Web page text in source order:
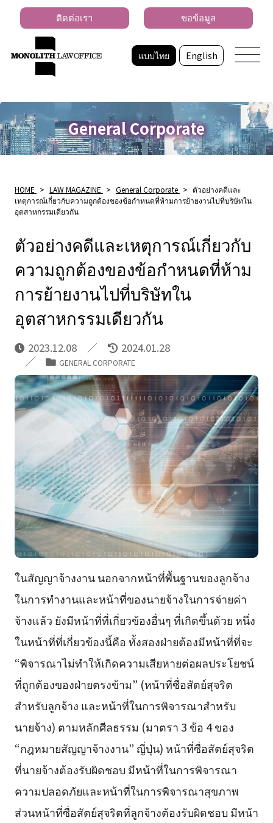
แบบไทย English
ติดต่อเรา ขอข้อมูล
General Corporate
HOME > LAW MAGAZINE > General Corporate > ตัวอย่างคดีและ
เหตุการณ์เกี่ยวกับความถูกต้องของข้อกำหนดที่ห้ามการย้ายงานไปที่บริษัทใน
อุตสาหกรรมเดียวกัน
ตัวอย่างคดีและเหตุการณ์เกี่ยวกับ
ความถูกต้องของข้อกำหนดที่ห้าม
การย้ายงานไปที่บริษัทใน
อุตสาหกรรมเดียวกัน
2023.12.08 2024.01.28
GENERAL CORPORATE
ในสัญญาจ้างงาน นอกจากหน้าที่พื้นฐานของลูกจ้าง
ในการทำงานและหน้าที่ของนายจ้างในการจ่ายค่า
จ้างแล้ว ยังมีหน้าที่ที่เกี่ยวข้องอื่นๆ ที่เกิดขึ้นด้วย หนึ่ง
ในหน้าที่ที่เกี่ยวข้องนี้คือ ทั้งสองฝ่ายต้องมีหน้าที่ที่จะ
“พิจารณาไม่ทำให้เกิดความเสียหายต่อผลประโยชน์
ที่ถูกต้องของฝ่ายตรงข้าม” (หน้าที่ซื่อสัตย์สุจริต
สำหรับลูกจ้าง และหน้าที่ในการพิจารณาสำหรับ
นายจ้าง) ตามหลักศีลธรรม (มาตรา 3 ข้อ 4 ของ
“กฎหมายสัญญาจ้างงาน” ญี่ปุ่น) หน้าที่ซื่อสัตย์สุจริต
ที่นายจ้างต้องรับผิดชอบ มีหน้าที่ในการพิจารณา
ความปลอดภัยและหน้าที่ในการพิจารณาสุขภาพ
ส่วนหน้าที่ซื่อสัตย์สุจริตที่ลูกจ้างต้องรับผิดชอบ มีหน้า